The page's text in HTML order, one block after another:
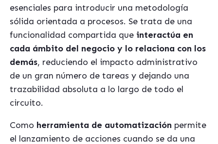
esenciales para introducir una metodología
sólida orientada a procesos. Se trata de una
funcionalidad compartida que interactúa en
cada ámbito del negocio y lo relaciona con los
demás, reduciendo el impacto administrativo
de un gran número de tareas y dejando una
trazabilidad absoluta a lo largo de todo el
circuito.
Como herramienta de automatización permite
el lanzamiento de acciones cuando se da una